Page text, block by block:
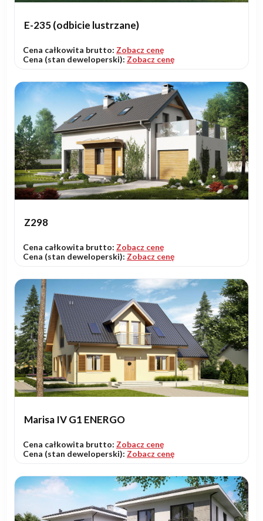
E-235 (odbicie lustrzane)
Cena całkowita brutto: Zobacz cenę
Cena (stan deweloperski): Zobacz cenę
Z298
Cena całkowita brutto: Zobacz cenę
Cena (stan deweloperski): Zobacz cenę
Marisa IV G1 ENERGO
Cena całkowita brutto: Zobacz cenę
Cena (stan deweloperski): Zobacz cenę